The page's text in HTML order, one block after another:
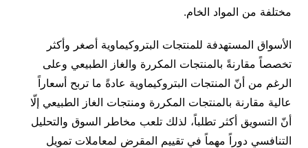
مختلفة من المواد الخام.
الأسواق المستهدفة للمنتجات البتروكيماوية أصغر وأكثر
تخصصاً مقارنةً بالمنتجات المكررة والغاز الطبيعي وعلى
الرغم من أنّ المنتجات البتروكيماوية عادةً ما تربح أسعاراً
عالية مقارنة بالمنتجات المكررة ومنتجات الغاز الطبيعي إلّا
أنّ التسويق أكثر تطلباً، لذلك تلعب مخاطر السوق والتحليل
التنافسي دوراً مهماً في تقييم المقرض لمعاملات تمويل